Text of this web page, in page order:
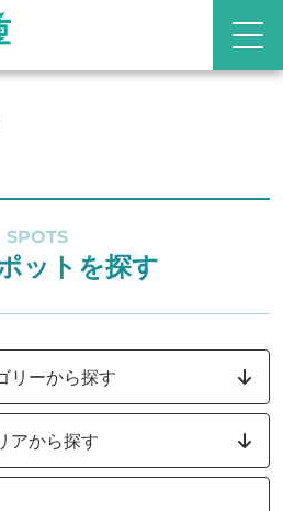
SPOTS
ットを探す
リーから探す
アから探す